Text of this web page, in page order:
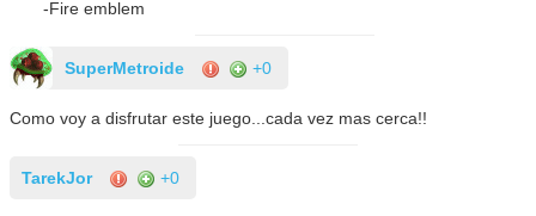
-Fire emblem
SuperMetroide +0
Como voy a disfrutar este juego...cada vez mas cerca!!
TarekJor +0